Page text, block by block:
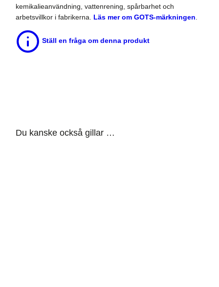
kemikalieanvändning, vattenrening, spårbarhet och
arbetsvillkor i fabrikerna. Läs mer om GOTS-märkningen
Ställ en fråga om denna produkt
Du kanske också gillar …